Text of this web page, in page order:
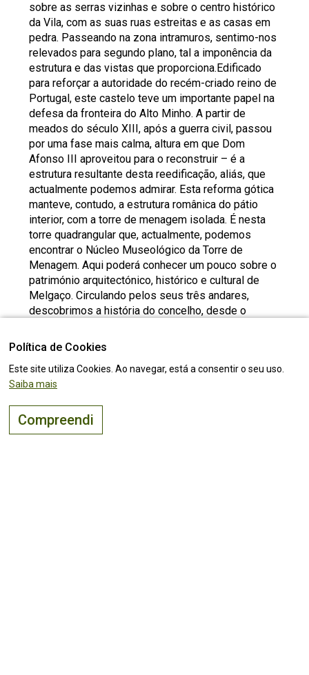
sobre as serras vizinhas e sobre o centro histórico
da Vila, com as suas ruas estreitas e as casas em
pedra. Passeando na zona intramuros, sentimo-nos
relevados para segundo plano, tal a imponência da
estrutura e das vistas que proporciona.Edificado
para reforçar a autoridade do recém-criado reino de
Portugal, este castelo teve um importante papel na
defesa da fronteira do Alto Minho. A partir de
meados do século XIII, após a guerra civil, passou
por uma fase mais calma, altura em que Dom
Afonso III aproveitou para o reconstruir – é a
estrutura resultante desta reedificação, aliás, que
actualmente podemos admirar. Esta reforma gótica
manteve, contudo, a estrutura românica do pátio
interior, com a torre de menagem isolada. É nesta
torre quadrangular que, actualmente, podemos
encontrar o Núcleo Museológico da Torre de
Menagem. Aqui poderá conhecer um pouco sobre o
património arquitectónico, histórico e cultural de
Melgaço. Circulando pelos seus três andares,
descobrimos a história do concelho, desde o
excelente local para iniciar a sua descoberta por
sobre outros monumentos a visitar, onde comer e
onde dormir. Venha apaixonar-se por Melgaço!
Política de Cookies
Este site utiliza Cookies. Ao navegar, está a consentir o seu uso.
Saiba mais
Compreendi